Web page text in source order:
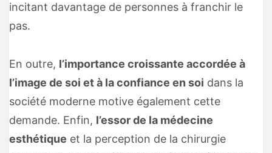
incitant davantage de personnes à franchir le
pas.
En outre, l’importance croissante accordée à
l’image de soi et à la confiance en soi dans la
société moderne motive également cette
demande. Enfin, l’essor de la médecine
esthétique et la perception de la chirurgie